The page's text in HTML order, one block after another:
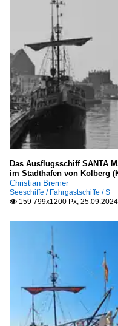
1-Master
Sportboote und
3-Master
L
Spezialschiffe
Arbeitsboote und -
L - Z
WSV Deutschland
S
Unternehmen
Malta
Virtu Ferries
Portugal
Das Ausflugsschiff SANTA
im Stadthafen von Kolberg
Christian Bremer
Seeschiffe / Fahrgastschiffe / S
 159 799x1200 Px, 25.09.2024